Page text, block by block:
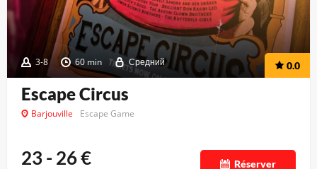
3-8 60 min Средний 0.0
Escape Circus
Barjouville Escape Game
23 - 26€ Réserver